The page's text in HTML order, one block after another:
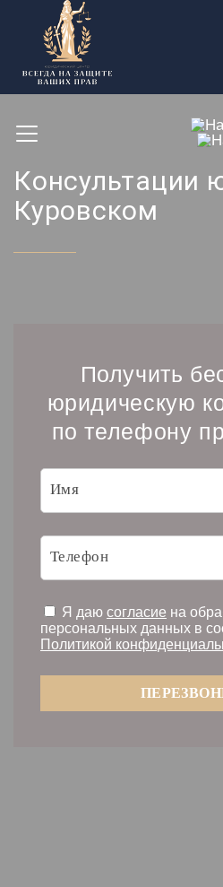
Консультации
Куровском
Получить
юридическую
по телефону
Я даю согласие на
персональных данных в
Политикой